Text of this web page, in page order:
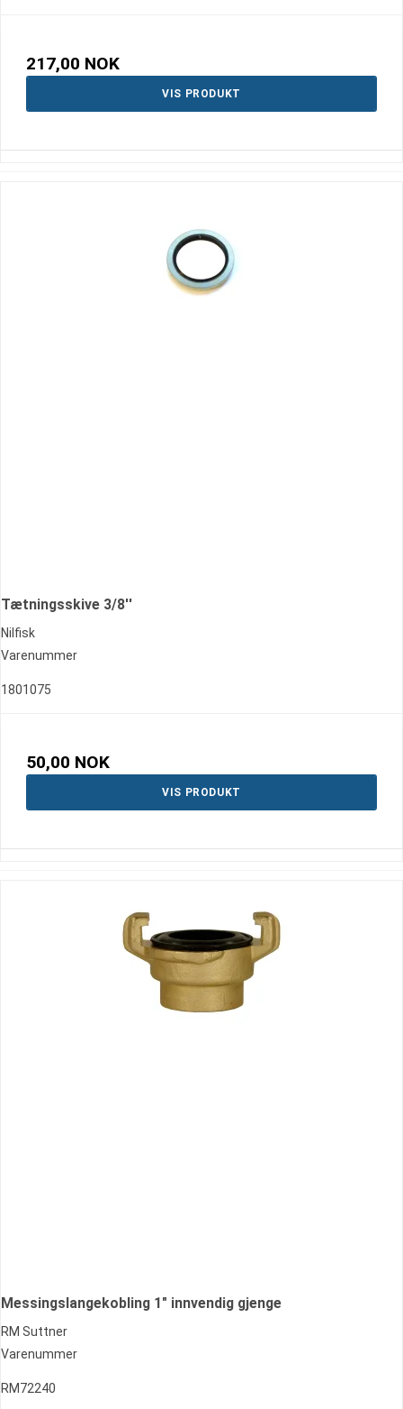
217,00 NOK
VIS PRODUKT
Tætningsskive 3/8''
Nilfisk
Varenummer
1801075
50,00 NOK
VIS PRODUKT
Messingslangekobling 1" innvendig gjenge
RM Suttner
Varenummer
RM72240